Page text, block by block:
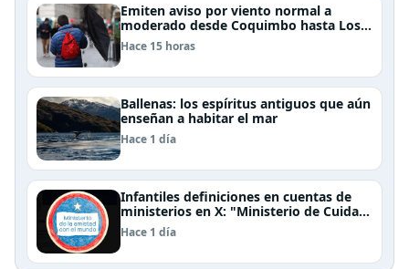
Emiten aviso por viento normal a
moderado desde Coquimbo hasta Los
Lagos
Hace 15 horas
Ballenas: los espíritus antiguos que aún
enseñan a habitar el mar
Hace 1 día
Infantiles definiciones en cuentas de
ministerios en X: "Ministerio de Cuidar
la Plata", "Ministerio de la amistad..."
Hace 1 día